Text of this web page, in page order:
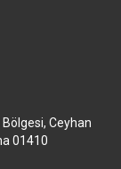
Ceyhan
01410